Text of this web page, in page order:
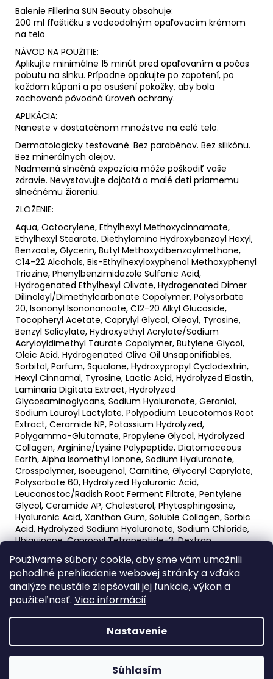
Používame súbory cookie, aby sme vám umožnili
pohodlné prehliadanie webovej stránky a vďaka
analýze neustále zlepšovali jej funkcie, výkon a
použiteľnosť. Viac informácií
Nastavenie
Súhlasím
PRI NÁKUPE PRODUKTOV OXY-TREAT ZÍSKATE AKO DARČEK
LUXUSNÚ KOZMETICKÚ TAŠTIČKU SO VZORKAMI A
Balenie Fillerina SUN Beauty obsahuje:
200 ml fľaštičku s vodeodolným opaľovacím krémom
na telo
NÁVOD NA POUŽITIE:
Aplikujte minimálne 15 minút pred opaľovaním a počas
pobutu na slnku. Prípadne opakujte po zapotení, po
každom kúpaní a po osušení pokožky, aby bola
zachovaná pôvodná úroveň ochrany.
APLIKÁCIA:
Naneste v dostatočnom množstve na celé telo.
Dermatologicky testované. Bez parabénov. Bez silikónu.
Bez minerálnych olejov.
Nadmerná slnečná expozícia môže poškodiť vaše
zdravie. Nevystavujte dojčatá a malé deti priamemu
slnečnému žiareniu.
ZLOŽENIE:
Aqua, Octocrylene, Ethylhexyl Methoxycinnamate,
Ethylhexyl Stearate, Diethylamino Hydroxybenzoyl Hexyl,
Benzoate, Glycerin, Butyl Methoxydibenzoylmethane,
C14-22 Alcohols, Bis-Ethylhexyloxyphenol Methoxyphenyl
Triazine, Phenylbenzimidazole Sulfonic Acid,
Hydrogenated Ethylhexyl Olivate, Hydrogenated Dimer
Dilinoleyl/Dimethylcarbonate Copolymer, Polysorbate
20, Isononyl Isononanoate, C12-20 Alkyl Glucoside,
Tocopheryl Acetate, Caprylyl Glycol, Oleoyl, Tyrosine,
Benzyl Salicylate, Hydroxyethyl Acrylate/Sodium
Acryloyldimethyl Taurate Copolymer, Butylene Glycol,
Oleic Acid, Hydrogenated Olive Oil Unsaponifiables,
Sorbitol, Parfum, Squalane, Hydroxypropyl Cyclodextrin,
Hexyl Cinnamal, Tyrosine, Lactic Acid, Hydrolyzed Elastin,
Laminaria Digitata Extract, Hydrolyzed
Glycosaminoglycans, Sodium Hyaluronate, Geraniol,
Sodium Lauroyl Lactylate, Polypodium Leucotomos Root
Extract, Ceramide NP, Potassium Hydrolyzed,
Polygamma-Glutamate, Propylene Glycol, Hydrolyzed
Collagen, Arginine/Lysine Polypeptide, Diatomaceous
Earth, Alpha Isomethyl Ionone, Sodium Hyaluronate,
Crosspolymer, Isoeugenol, Carnitine, Glyceryl Caprylate,
Polysorbate 60, Hydrolyzed Hyaluronic Acid,
Leuconostoc/Radish Root Ferment Filtrate, Pentylene
Glycol, Ceramide AP, Cholesterol, Phytosphingosine,
Hyaluronic Acid, Xanthan Gum, Soluble Collagen, Sorbic
Acid, Hydrolyzed Sodium Hyaluronate, Sodium Chloride,
Ubiquinone, Caprooyl Tetrapeptide-3, Dextran,
Diphenylglycine, Ceramide EOP, Phenoxyethanol, Alcohol
Denat., Sodium Hydroxide, Carbomer, Sodium Benzoate,
Lecithin, Disodium EDTA, Potassium Sorbate
á Copyright 2026labo-swiss.sk kozmetika. Všetky práva
vyhradené.